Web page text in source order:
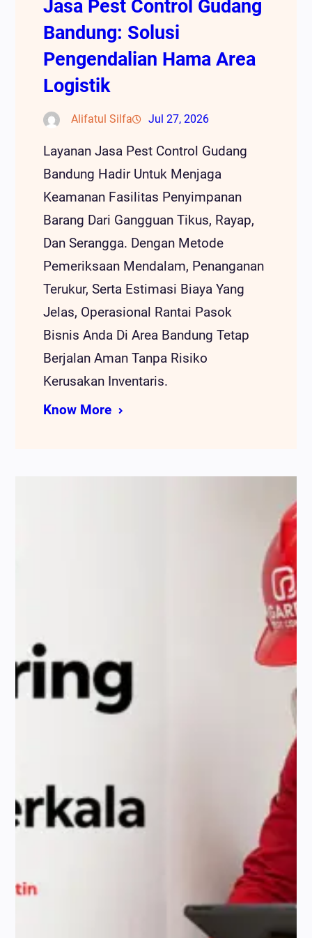
Jasa Pest Control Gudang
Bandung: Solusi
Pengendalian Hama Area
Logistik
Alifatul Silfa Jul 27, 2026
Layanan Jasa Pest Control Gudang
Bandung Hadir Untuk Menjaga
Keamanan Fasilitas Penyimpanan
Barang Dari Gangguan Tikus, Rayap,
Dan Serangga. Dengan Metode
Pemeriksaan Mendalam, Penanganan
Terukur, Serta Estimasi Biaya Yang
Jelas, Operasional Rantai Pasok
Bisnis Anda Di Area Bandung Tetap
Berjalan Aman Tanpa Risiko
Kerusakan Inventaris.
Know More